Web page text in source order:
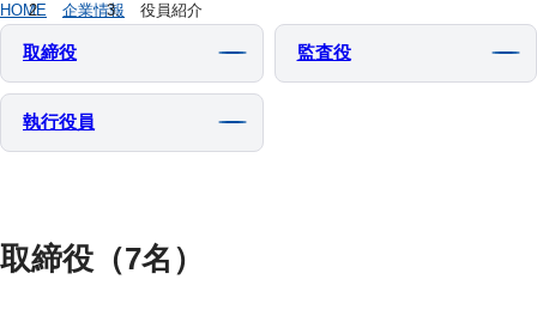
HOME 企業情報 役員紹介
取締役 監査役
執行役員
取締役（7名）